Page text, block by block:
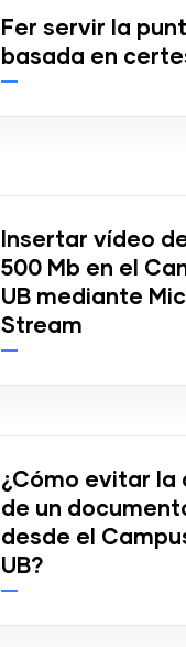
Fer servir la
basada en
Insertar vídeo
500 Mb en el
UB mediante
Stream
¿Cómo evitar la
de un
desde el
UB?